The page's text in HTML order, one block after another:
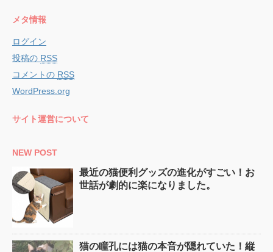
メタ情報
ログイン
投稿の RSS
コメントの RSS
WordPress.org
サイト運営について
NEW POST
最近の猫便利グッズの進化がすごい！お
世話が劇的に楽になりました。
猫の瞳孔には猫の本音が隠れていた！縦